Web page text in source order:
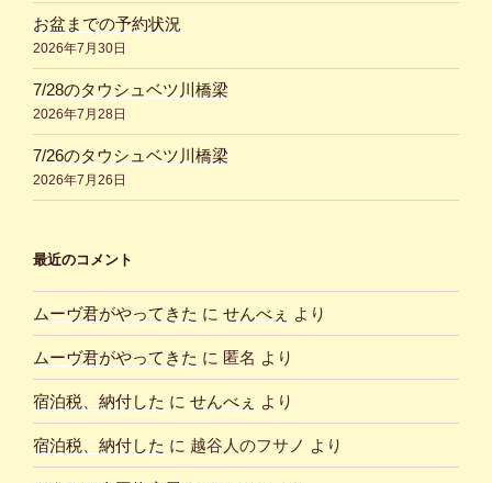
お盆までの予約状況
2026年7月30日
7/28のタウシュベツ川橋梁
2026年7月28日
7/26のタウシュベツ川橋梁
2026年7月26日
最近のコメント
ムーヴ君がやってきた に せんべぇ より
ムーヴ君がやってきた に 匿名 より
宿泊税、納付した に せんべぇ より
宿泊税、納付した に 越谷人のフサノ より